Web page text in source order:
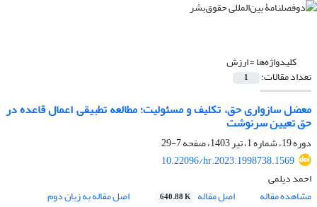
کلیدواژه‌ها =ارزش
تعداد مقالات: 1
معضل سازواری حق، تکلیف و مسئولیت؛ مطالعه تطبیقی اعمال قاعده در
حق تعیین سرنوشت
دوره 19، شماره 1، تیر 1403، صفحه
7-29
10.22096/hr.2023.1998738.1569
احمد دیلمی
مشاهده مقاله
اصل مقاله 640.88 K اصل مقاله به زبان دوم